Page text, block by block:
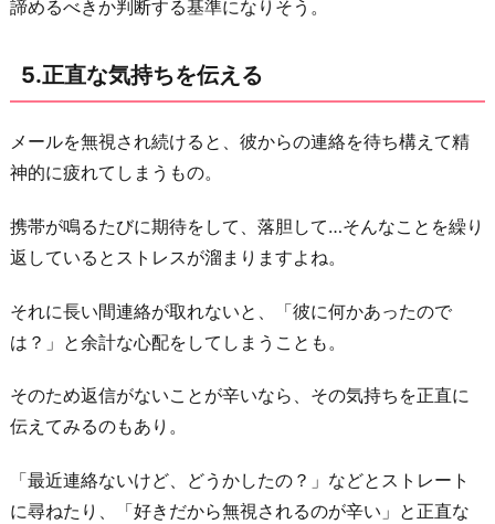
諦めるべきか判断する基準になりそう。
5.正直な気持ちを伝える
メールを無視され続けると、彼からの連絡を待ち構えて精
神的に疲れてしまうもの。
携帯が鳴るたびに期待をして、落胆して…そんなことを繰り
返しているとストレスが溜まりますよね。
それに長い間連絡が取れないと、「彼に何かあったので
は？」と余計な心配をしてしまうことも。
そのため返信がないことが辛いなら、その気持ちを正直に
伝えてみるのもあり。
「最近連絡ないけど、どうかしたの？」などとストレート
に尋ねたり、「好きだから無視されるのが辛い」と正直な